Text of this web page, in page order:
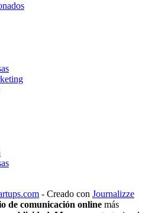
- Creado con Journalizze
de comunicación online más